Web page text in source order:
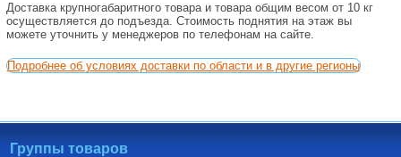
Доставка крупногабаритного товара и товара общим весом от 10 кг
осуществляется до подъезда. Стоимость поднятия на этаж вы
можете уточнить у менеджеров по телефонам на сайте.
Подробнее об условиях доставки по области и в другие регионы
Группы товаров